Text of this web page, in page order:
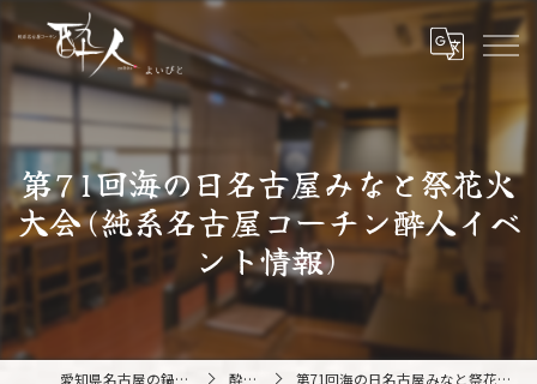
第71回海の日名古屋みなと祭花火
大会(純系名古屋コーチン酔人イベ
ント情報)
愛知県名古屋の鍋なら純系名古屋コーチン 酔人 酔人ブログ 第71回海の日名古屋みなと祭花火大会(純系名古屋コーチン酔人イベント情報)